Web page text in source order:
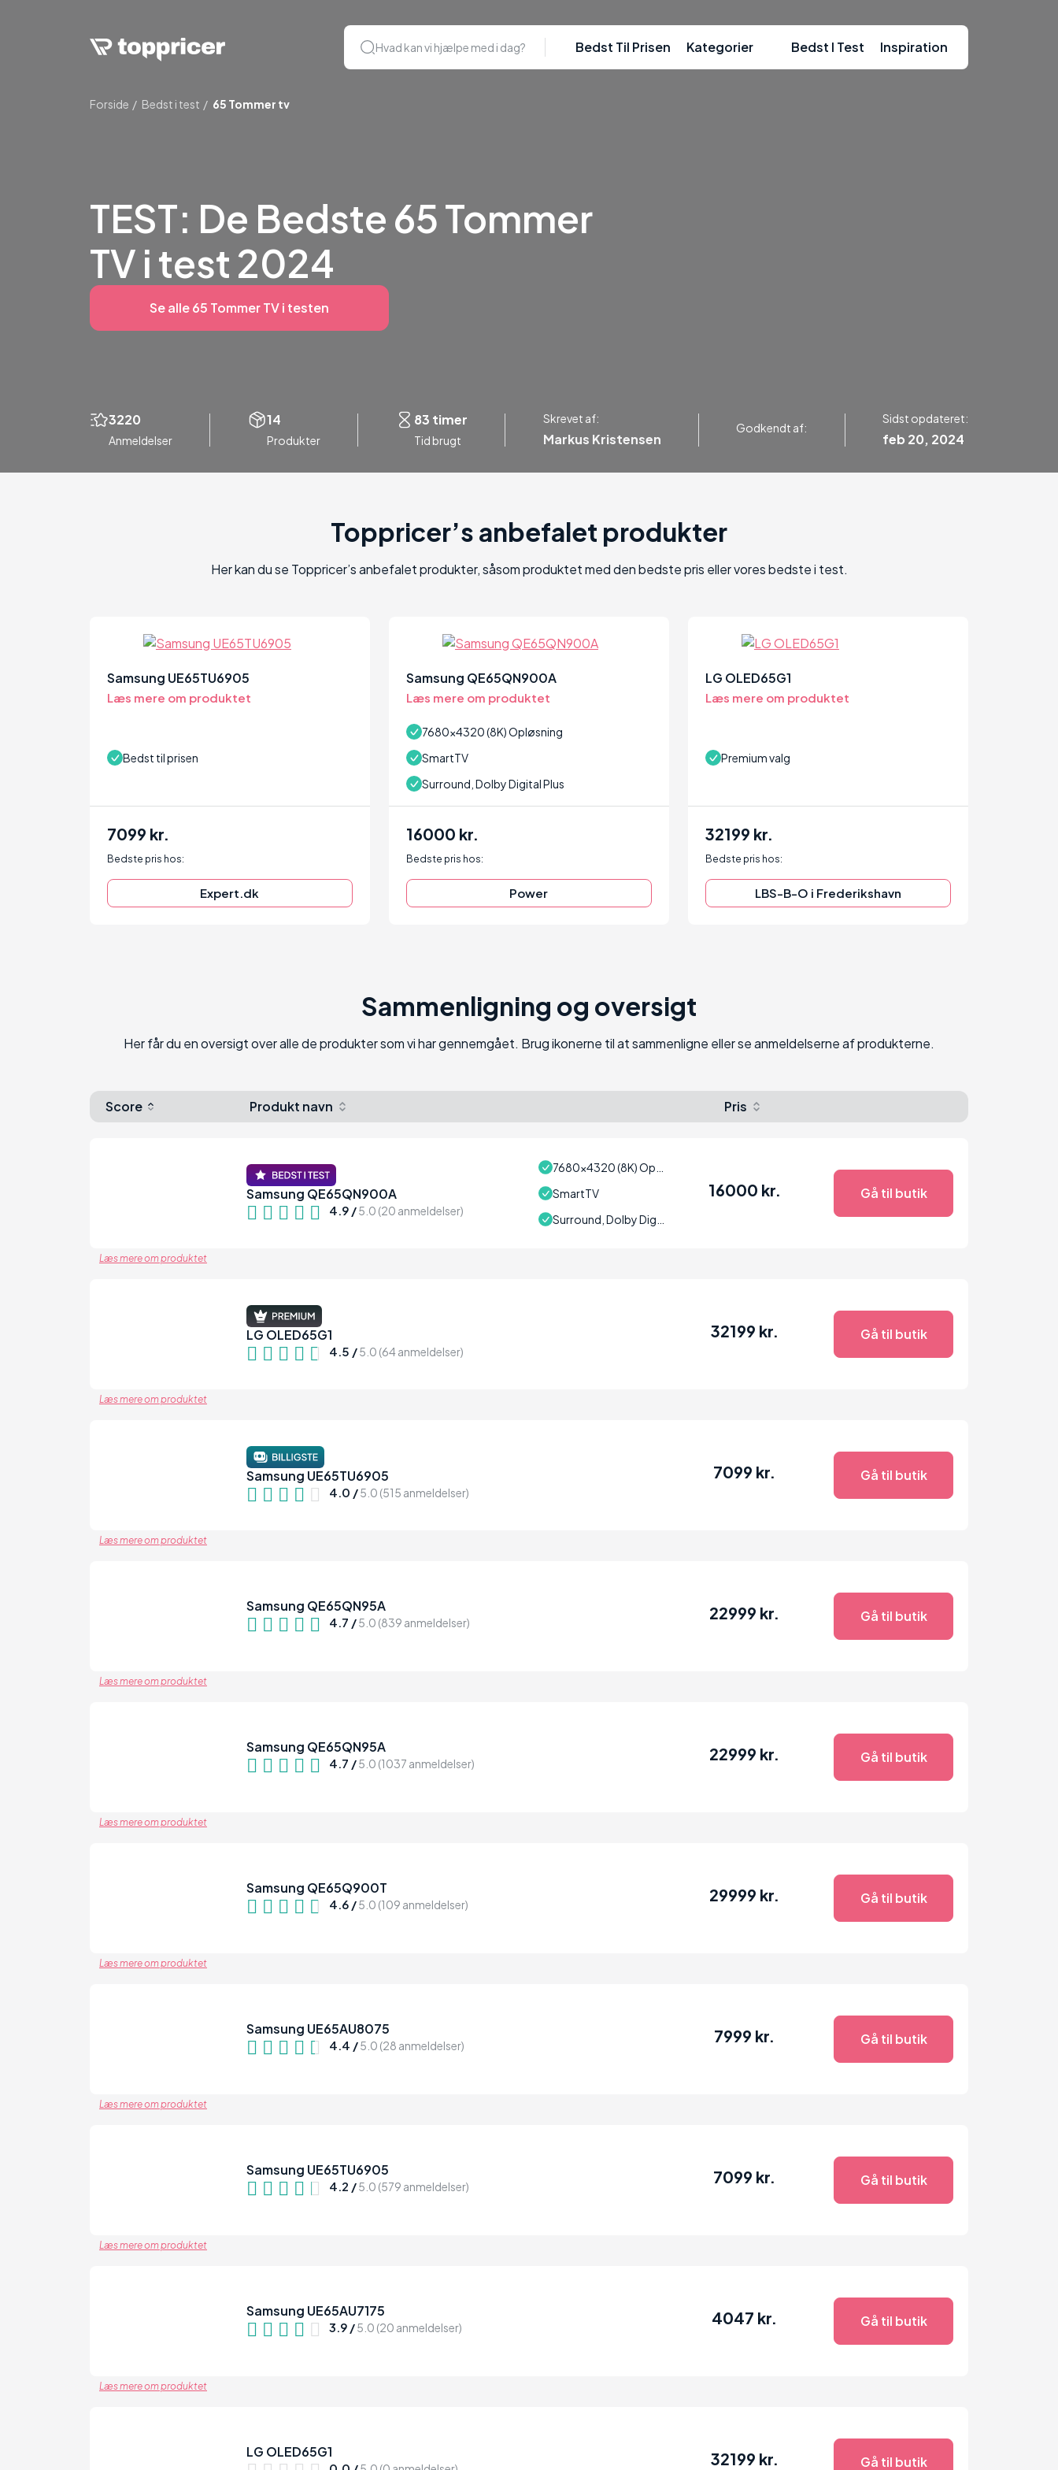
Hvad kan vi hjælpe med i dag? Bedst Til Prisen Kategorier Bedst I Test Inspiration
Forside Bedst i test 65 Tommer tv
TEST: De Bedste 65 Tommer
TV i test 2024
Se alle 65 Tommer TV i testen
3220
Anmeldelser
14
Produkter
83 timer
Tid brugt
Skrevet af:
Markus Kristensen
Godkendt af:
Sidst opdateret:
feb 20, 2024
Toppricer’s anbefalet produkter
Her kan du se Toppricer’s anbefalet produkter, såsom produktet med den bedste pris eller vores bedste i test.
Samsung UE65TU6905
Læs mere om produktet
Bedst til prisen
7099 kr.
Bedste pris hos:
Expert.dk
Samsung QE65QN900A
Læs mere om produktet
7680x4320 (8K) Opløsning
SmartTV
Surround, Dolby Digital Plus
16000 kr.
Bedste pris hos:
Power
LG OLED65G1
Læs mere om produktet
Premium valg
32199 kr.
Bedste pris hos:
LBS-B-O i Frederikshavn
Sammenligning og oversigt
Her får du en oversigt over alle de produkter som vi har gennemgået. Brug ikonerne til at sammenligne eller se anmeldelserne af produkterne.
Score Produkt navn Pris
Samsung QE65QN900A
4.9 /5.0 (20 anmeldelser)
SmartTV
16000 kr. Gå til butik
Læs mere om produktet
LG OLED65G1
4.5 /5.0 (64 anmeldelser)
32199 kr. Gå til butik
Læs mere om produktet
Samsung UE65TU6905
4.0 /5.0 (515 anmeldelser)
7099 kr. Gå til butik
Læs mere om produktet
Samsung QE65QN95A
4.7 /5.0 (839 anmeldelser) 22999 kr. Gå til butik
Læs mere om produktet
Samsung QE65QN95A
4.7 /5.0 (1037 anmeldelser) 22999 kr. Gå til butik
Læs mere om produktet
Samsung QE65Q900T
4.6 /5.0 (109 anmeldelser) 29999 kr. Gå til butik
Læs mere om produktet
Samsung UE65AU8075
4.4 /5.0 (28 anmeldelser) 7999 kr. Gå til butik
Læs mere om produktet
Samsung UE65TU6905
4.2 /5.0 (579 anmeldelser) 7099 kr. Gå til butik
Læs mere om produktet
Samsung UE65AU7175
3.9 /5.0 (20 anmeldelser) 4047 kr. Gå til butik
Læs mere om produktet
LG OLED65G1 32199 kr. Gå til butik